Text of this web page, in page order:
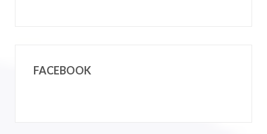
FACEBOOK